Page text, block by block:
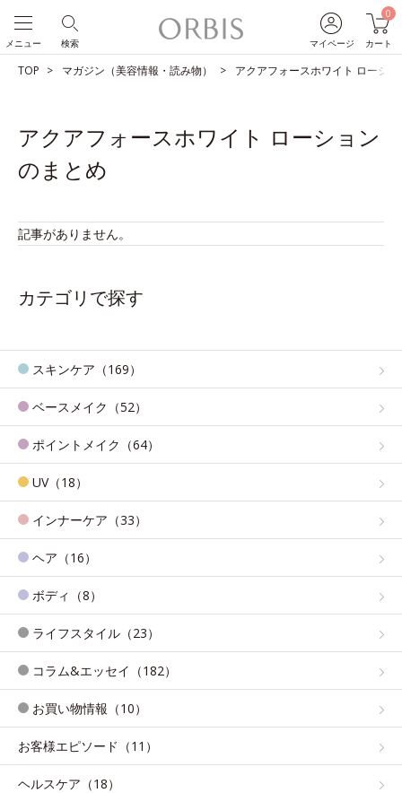
マイページ
0
カート
検索
メニュー
TOP マガジン（美容情報・読み物） アクアフォースホワイト ローシ
アクアフォースホワイト ローション
のまとめ
記事がありません。
カテゴリで探す
スキンケア（169）
ベースメイク（52）
ポイントメイク（64）
UV（18）
インナーケア（33）
ヘア（16）
ボディ（8）
ライフスタイル（23）
コラム&エッセイ（182）
お買い物情報（10）
お客様エピソード（11）
ヘルスケア（18）